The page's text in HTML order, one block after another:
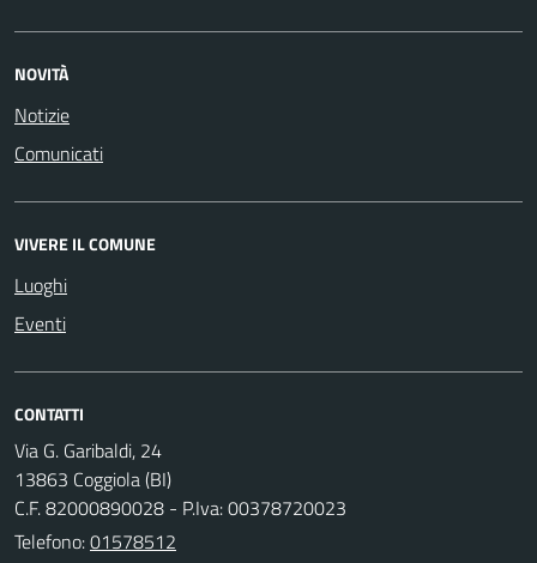
NOVITÀ
Notizie
Comunicati
VIVERE IL COMUNE
Luoghi
Eventi
CONTATTI
Via G. Garibaldi, 24
13863 Coggiola (BI)
C.F. 82000890028 - P.Iva: 00378720023
Telefono:01578512